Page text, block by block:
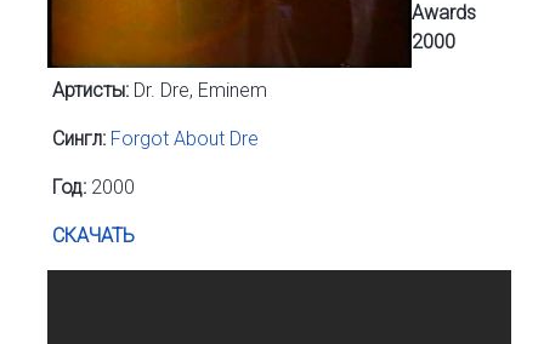
Awards
2000
Артисты: Dr. Dre, Eminem
Сингл: Forgot About Dre
Год: 2000
СКАЧАТЬ